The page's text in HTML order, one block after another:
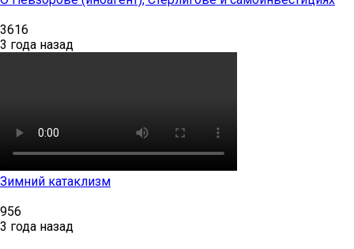
3616
3 года назад
Зимний катаклизм
956
3 года назад